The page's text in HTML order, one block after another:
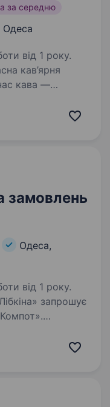
за середню
Одеса
від 1 року.
кав’ярня
кава —
І зараз
замовлень
Одеса,
від 1 року.
запрошує
приєднатися